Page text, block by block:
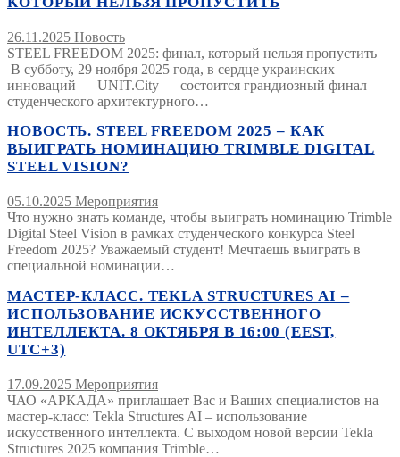
26.11.2025 Новость
STEEL FREEDOM 2025: финал, который нельзя пропустить
В субботу, 29 ноября 2025 года, в сердце украинских
инноваций — UNIT.City — состоится грандиозный финал
студенческого архитектурного…
НОВОСТЬ. STEEL FREEDOM 2025 – КАК
ВЫИГРАТЬ НОМИНАЦИЮ TRIMBLE DIGITAL
STEEL VISION?
05.10.2025 Мероприятия
Что нужно знать команде, чтобы выиграть номинацию Trimble
Digital Steel Vision в рамках студенческого конкурса Steel
Freedom 2025? Уважаемый студент! Мечтаешь выиграть в
специальной номинации…
МАСТЕР-КЛАСС. TEKLA STRUCTURES AI –
ИСПОЛЬЗОВАНИЕ ИСКУССТВЕННОГО
ИНТЕЛЛЕКТА. 8 ОКТЯБРЯ В 16:00 (EEST,
UTC+3)
17.09.2025 Мероприятия
ЧАО «АРКАДА» приглашает Вас и Ваших специалистов на
мастер-класс: Tekla Structures AI – использование
искусственного интеллекта. С выходом новой версии Tekla
Structures 2025 компания Trimble…